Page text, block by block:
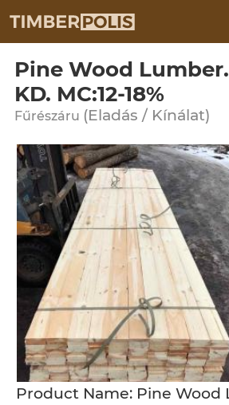
Pine Wood
KD. MC:12-18%
Fűrészáru (Eladás / Kínálat)
Product Name: Pine Wood